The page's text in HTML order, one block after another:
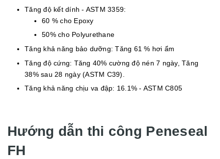
Tăng độ kết dính - ASTM 3359:
60 % cho Epoxy
50% cho Polyurethane
Tăng khả năng bảo dưỡng: Tăng 61 % hơi ẩm
Tăng độ cứng: Tăng 40% cường độ nén 7 ngày, Tăng
38% sau 28 ngày (ASTM C39).
Tăng khả năng chịu va đập: 16.1% - ASTM C805
Hướng dẫn thi công Peneseal
FH